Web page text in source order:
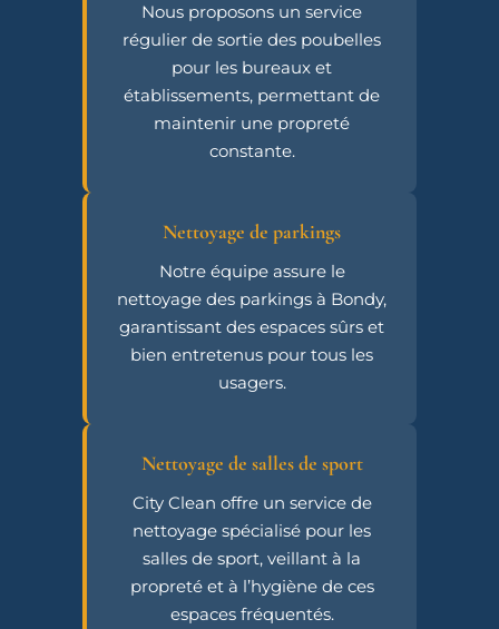
Nous proposons un service
régulier de sortie des poubelles
pour les bureaux et
établissements, permettant de
maintenir une propreté
constante.
Nettoyage de parkings
Notre équipe assure le
nettoyage des parkings à Bondy,
garantissant des espaces sûrs et
bien entretenus pour tous les
usagers.
Nettoyage de salles de sport
City Clean offre un service de
nettoyage spécialisé pour les
salles de sport, veillant à la
propreté et à l’hygiène de ces
espaces fréquentés.